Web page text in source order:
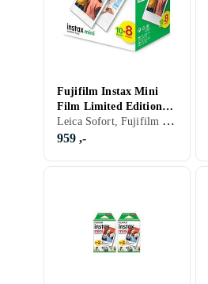
Fujifilm Instax Mini
Film Limited Edition
(80-pack)
Leica Sofort, Fujifilm Instax Mini, Farge
959 ,-